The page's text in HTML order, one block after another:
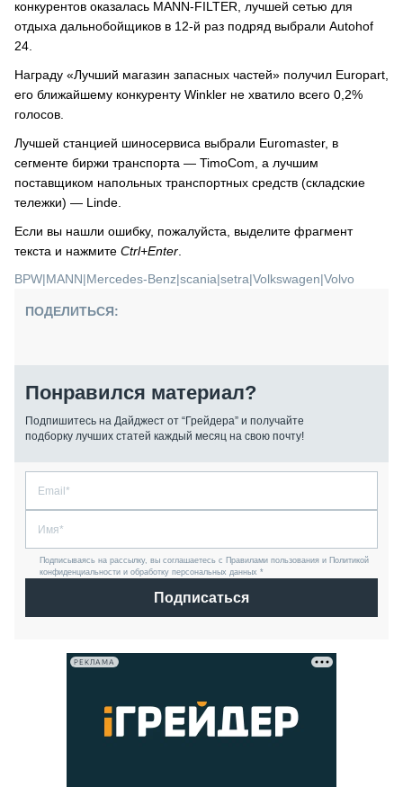
конкурентов оказалась MANN-FILTER, лучшей сетью для
отдыха дальнобойщиков в 12-й раз подряд выбрали Autohof
24.
Награду «Лучший магазин запасных частей» получил Europart,
его ближайшему конкуренту Winkler не хватило всего 0,2%
голосов.
Лучшей станцией шиносервиса выбрали Euromaster, в
сегменте биржи транспорта — TimoCom, а лучшим
поставщиком напольных транспортных средств (складские
тележки) — Linde.
Если вы нашли ошибку, пожалуйста, выделите фрагмент
текста и нажмите Ctrl+Enter
BPW|MANN|Mercedes-Benz|scania|setra|Volkswagen|Volvo
ПОДЕЛИТЬСЯ:
Понравился материал?
Подпишитесь на Дайджест от “Грейдера” и получайте
подборку лучших статей каждый месяц на свою почту!
Подписываясь на рассылку, вы соглашаетесь с Правилами пользования и Политикой
конфиденциальности и обработку персональных данных *
Подписаться
РЕКЛАМА